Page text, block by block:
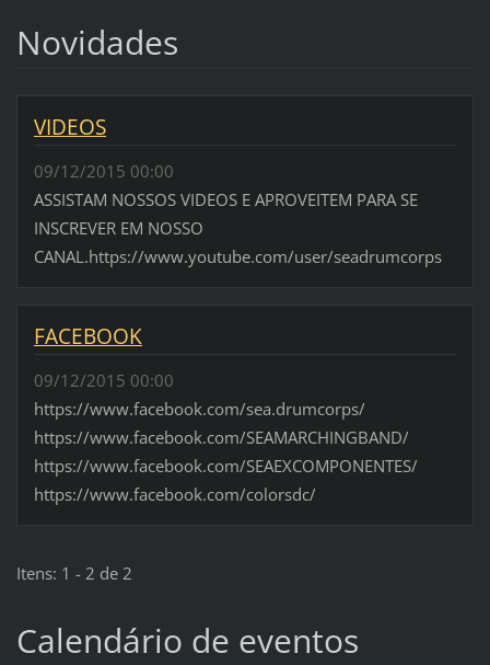
Novidades
VIDEOS
09/12/2015 00:00
ASSISTAM NOSSOS VIDEOS E APROVEITEM PARA SE
INSCREVER EM NOSSO
CANAL.https://www.youtube.com/user/seadrumcorps
FACEBOOK
09/12/2015 00:00
https://www.facebook.com/sea.drumcorps/
https://www.facebook.com/SEAMARCHINGBAND/
https://www.facebook.com/SEAEXCOMPONENTES/
https://www.facebook.com/colorsdc/
Itens: 1 - 2 de 2
Calendário de eventos